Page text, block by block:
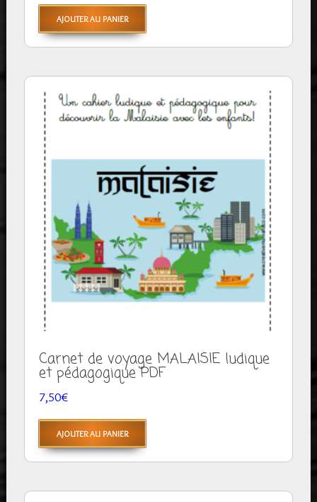
AJOUTER AU PANIER
Carnet de voyage MALAISIE ludique
et pédagogique PDF
7,50€
AJOUTER AU PANIER